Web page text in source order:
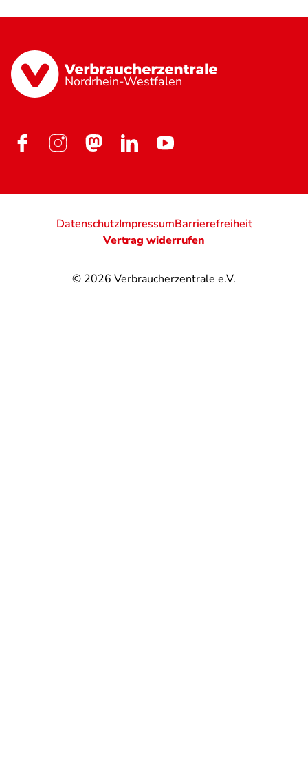
Nordrhein-Westfalen
© 2026 Verbraucherzentrale e.V.
DatenschutzImpressumBarrierefreiheit
Vertrag widerrufen